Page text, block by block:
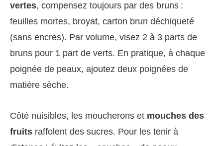
vertes, compensez toujours par des bruns :
feuilles mortes, broyat, carton brun déchiqueté
(sans encres). Par volume, visez 2 à 3 parts de
bruns pour 1 part de verts. En pratique, à chaque
poignée de peaux, ajoutez deux poignées de
matière sèche.
Côté nuisibles, les moucherons et mouches des
fruits raffolent des sucres. Pour les tenir à